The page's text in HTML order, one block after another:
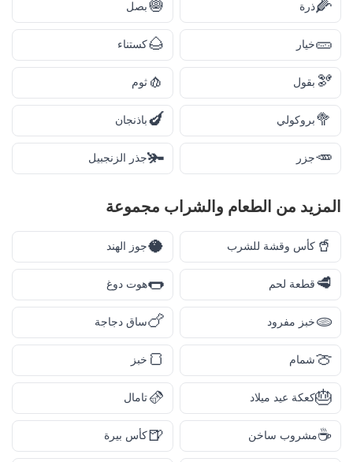
🌽ذرة 🧅بصل
🥒خيار 🌰كستناء
🫘 بقول 🧄 ثوم
🥦بروكولي 🍆باذنجان
🥕جزر 🫚جذر الزنجبيل
المزيد من الطعام والشراب مجموعة
🥤 كأس وقشة للشرب 🥥جوز الهند
🥩قطعة لحم 🌭هوت دوغ
🫓خبز مفرود 🍗ساق دجاجة
🍈شمام 🍞 خبز
🎂كعكة عيد ميلاد 🫔تامال
☕مشروب ساخن 🍺كأس بيرة